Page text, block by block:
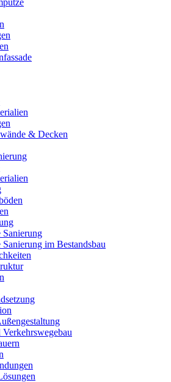
& Decken
Sanierung
Sanierung im Bestandsbau
Verkehrswegebau